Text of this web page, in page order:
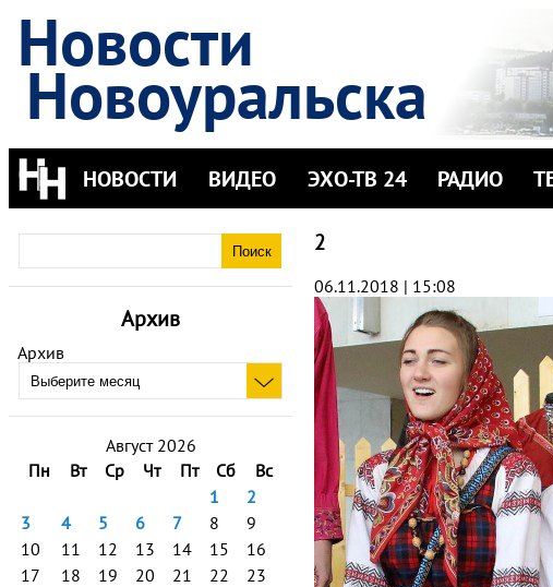
Новости
Новоуральска
НОВОСТИ ВИДЕО ЭХО-ТВ 24 РАДИО
Архив
Архив
Август 2026
Пн
Вт Ср Чт Пт Сб
Вс
1
2
3
4 5 6 7 8
9
10
11 12 13 14 15
16
17
18 19 20 21 22
23
2
06.11.2018 | 15:08